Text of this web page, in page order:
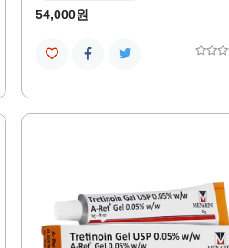
54,000원